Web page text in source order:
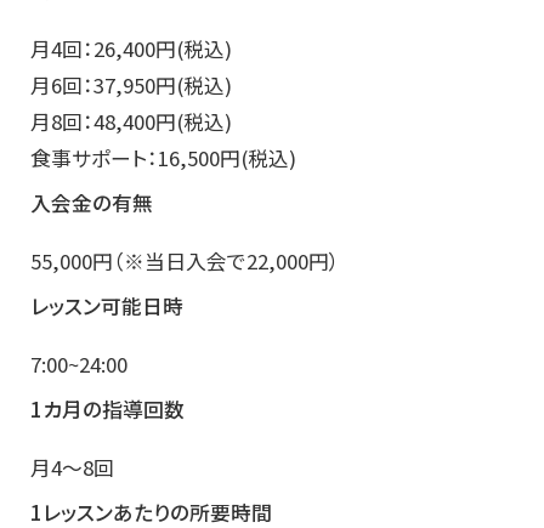
月4回：26,400円(税込)
月6回：37,950円(税込)
月8回：48,400円(税込)
食事サポート：16,500円(税込)
入会金の有無
55,000円（※当日入会で22,000円）
レッスン可能日時
7:00~24:00
1カ月の指導回数
月4～8回
1レッスンあたりの所要時間